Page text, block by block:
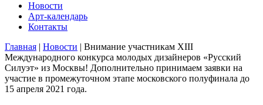
Новости
Арт-календарь
Контакты
Главная | Новости | Внимание участникам XIII
Международного конкурса молодых дизайнеров «Русский
Силуэт» из Москвы! Дополнительно принимаем заявки на
участие в промежуточном этапе московского полуфинала до
15 апреля 2021 года.